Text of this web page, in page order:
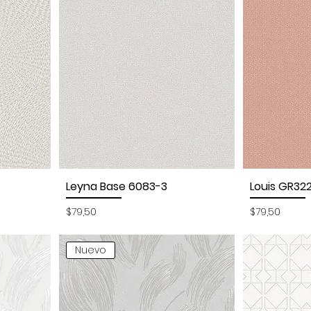
Vista rápida
Leyna Base 6083-3
Precio
$79,50
Louis
Precio
$79,50
Nuevo